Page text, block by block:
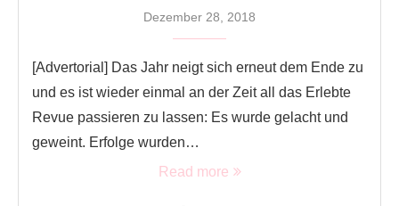
Dezember 28, 2018
[Advertorial] Das Jahr neigt sich erneut dem Ende zu
und es ist wieder einmal an der Zeit all das Erlebte
Revue passieren zu lassen: Es wurde gelacht und
geweint. Erfolge wurden…
Read more